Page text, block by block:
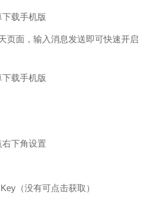
页面，输入消息发送即可快速开启
下角设置
（没有可点击获取）